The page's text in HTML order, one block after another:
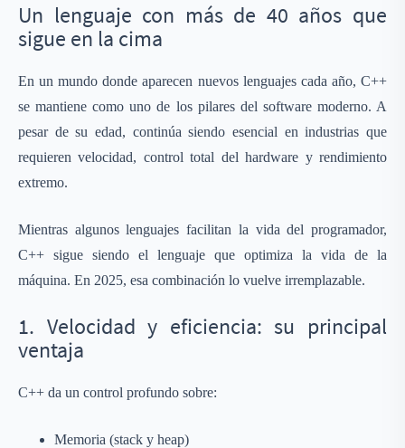
Un lenguaje con más de 40 años que
sigue en la cima
En un mundo donde aparecen nuevos lenguajes cada año, C++
se mantiene como uno de los pilares del software moderno. A
pesar de su edad, continúa siendo esencial en industrias que
requieren velocidad, control total del hardware y rendimiento
extremo.
Mientras algunos lenguajes facilitan la vida del programador,
C++ sigue siendo el lenguaje que optimiza la vida de la
máquina. En 2025, esa combinación lo vuelve irremplazable.
1. Velocidad y eficiencia: su principal
ventaja
C++ da un control profundo sobre:
Memoria (stack y heap)